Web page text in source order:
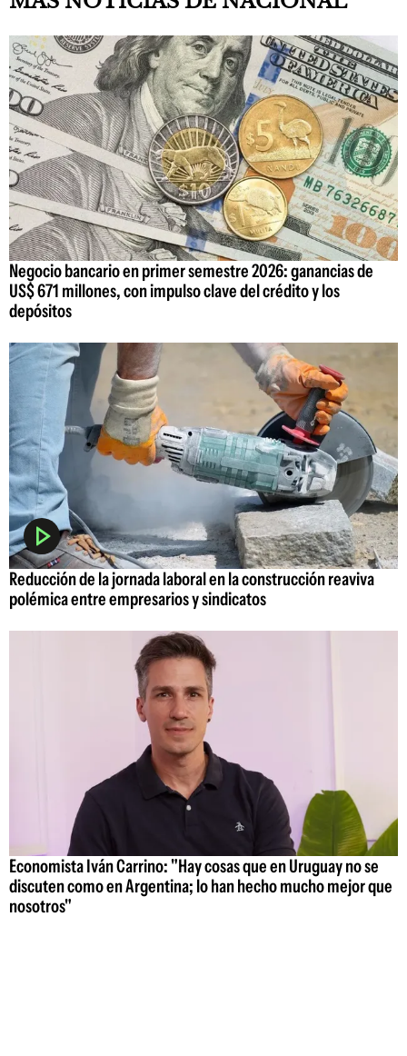
Negocio bancario en primer semestre 2026: ganancias de
US$ 671 millones, con impulso clave del crédito y los
depósitos
Reducción de la jornada laboral en la construcción reaviva
polémica entre empresarios y sindicatos
Economista Iván Carrino: "Hay cosas que en Uruguay no se
discuten como en Argentina; lo han hecho mucho mejor que
nosotros"